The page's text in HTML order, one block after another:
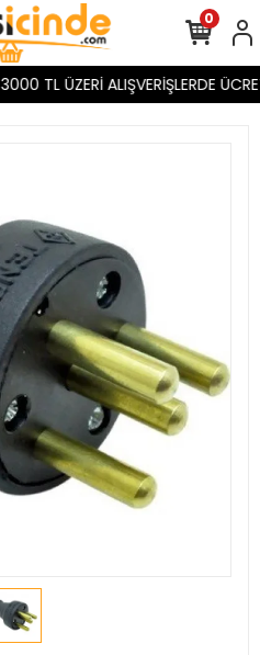
3000 TL ÜZERİ ALIŞVERİŞLERDE
0